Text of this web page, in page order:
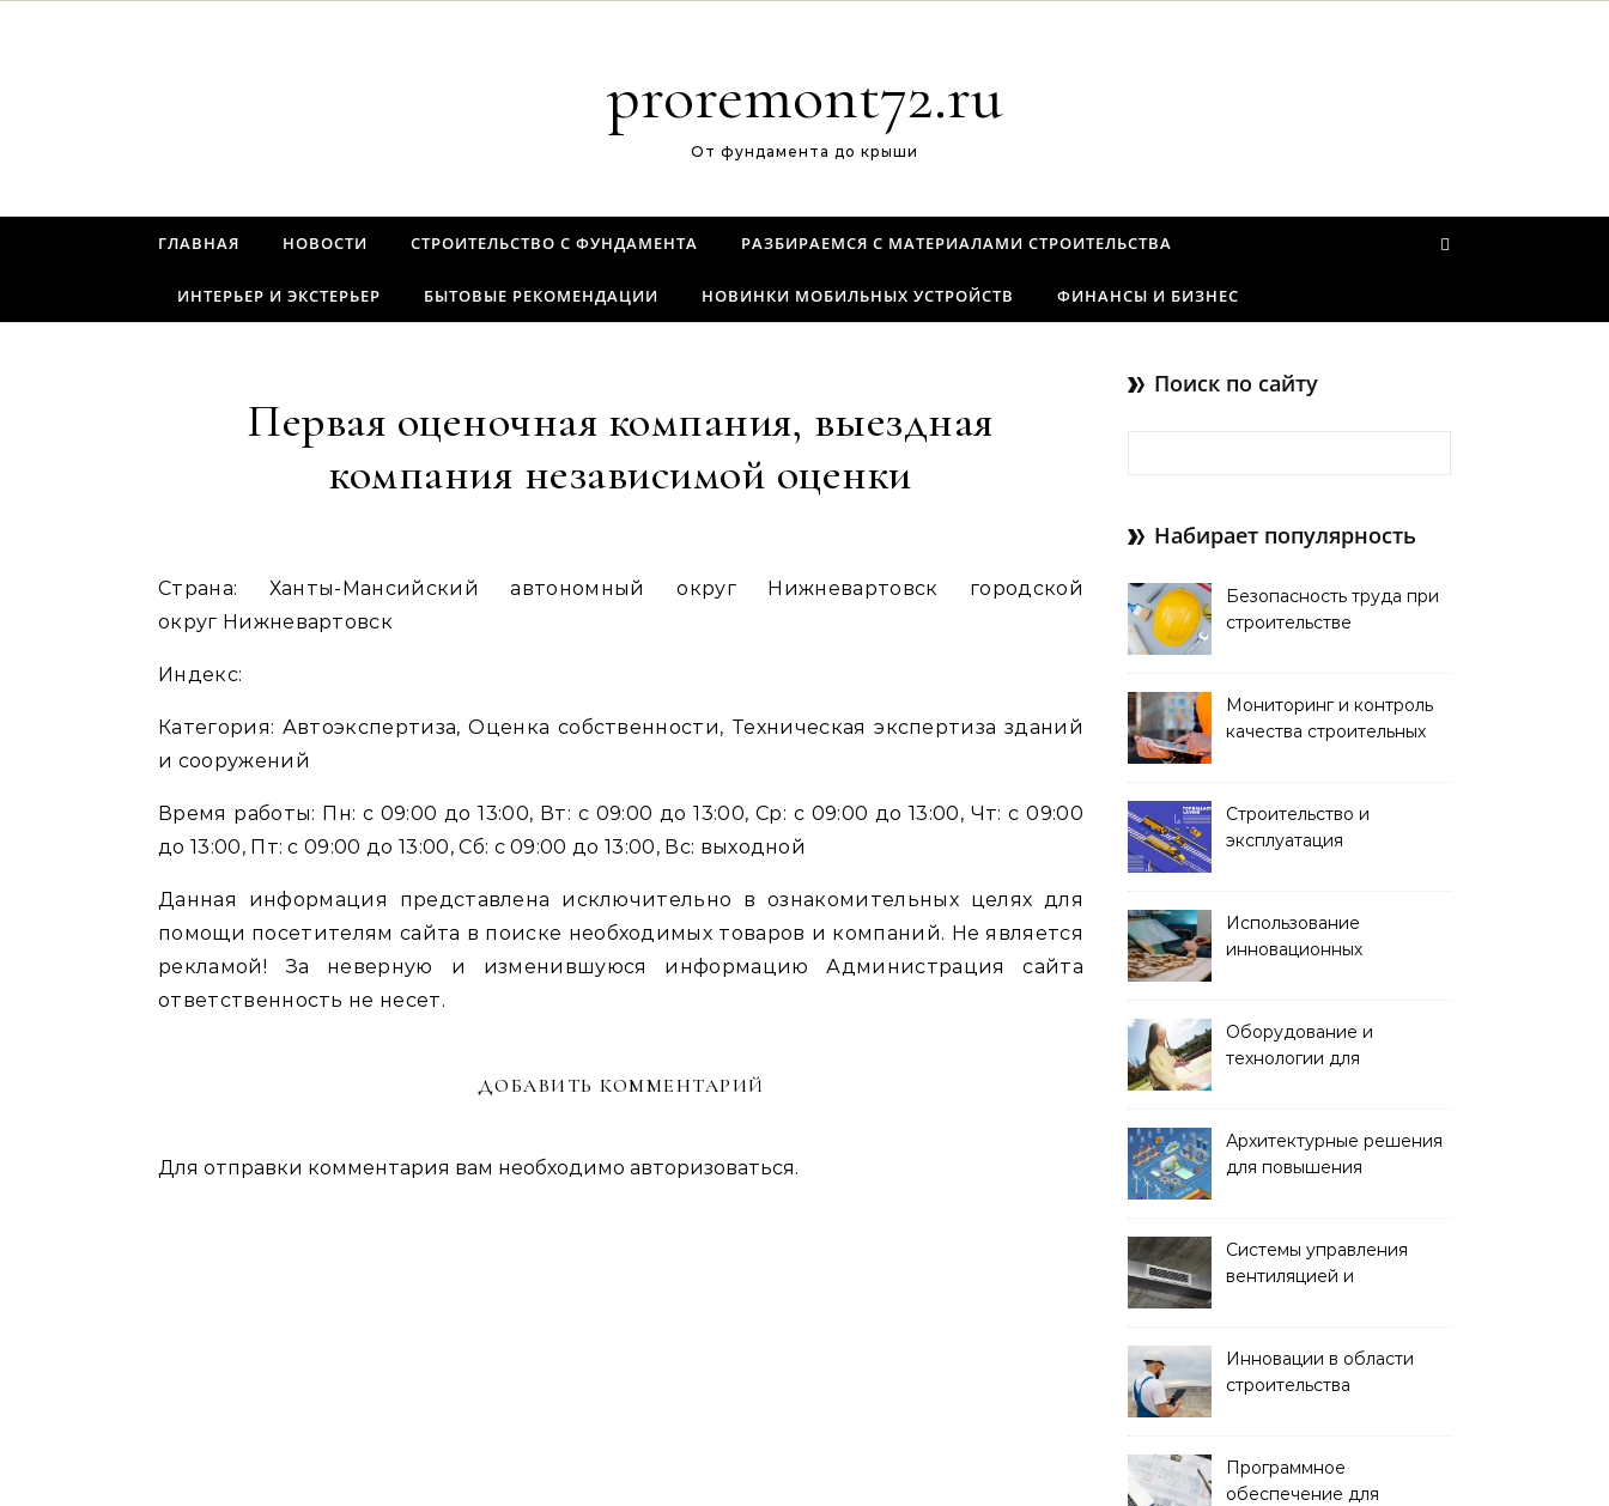
proremont72.ru
От фундамента до крыши
ГЛАВНАЯ НОВОСТИ СТРОИТЕЛЬСТВО С ФУНДАМЕНТА РАЗБИРАЕМСЯ С МАТЕРИАЛАМИ СТРОИТЕЛЬСТВА
ИНТЕРЬЕР И ЭКСТЕРЬЕР БЫТОВЫЕ РЕКОМЕНДАЦИИ НОВИНКИ МОБИЛЬНЫХ УСТРОЙСТВ ФИНАНСЫ И БИЗНЕС
Первая оценочная компания, выездная
компания независимой оценки
Страна: Ханты-Мансийский автономный округ Нижневартовск городской
округ Нижневартовск
Индекс:
Категория: Автоэкспертиза, Оценка собственности, Техническая экспертиза зданий
и сооружений
Время работы: Пн: с 09:00 до 13:00, Вт: с 09:00 до 13:00, Ср: с 09:00 до 13:00, Чт: с 09:00
до 13:00, Пт: с 09:00 до 13:00, Сб: с 09:00 до 13:00, Вс: выходной
Данная информация представлена исключительно в ознакомительных целях для
помощи посетителям сайта в поиске необходимых товаров и компаний. Не является
рекламой! За неверную и изменившуюся информацию Администрация сайта
ответственность не несет.
ДОБАВИТЬ КОММЕНТАРИЙ
Для отправки комментария вам необходимо авторизоваться.
Поиск по сайту
Набирает популярность
Безопасность труда при
строительстве
Мониторинг и контроль
качества строительных
Строительство и
эксплуатация
Использование
инновационных
Оборудование и
технологии для
Архитектурные решения
для повышения
Системы управления
вентиляцией и
Инновации в области
строительства
Программное
обеспечение для